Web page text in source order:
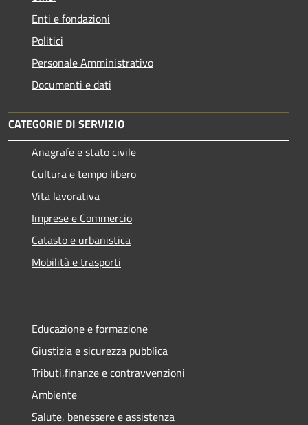
Enti e fondazioni
Politici
Personale Amministrativo
Documenti e dati
CATEGORIE DI SERVIZIO
Anagrafe e stato civile
Cultura e tempo libero
Vita lavorativa
Imprese e Commercio
Catasto e urbanistica
Mobilità e trasporti
Educazione e formazione
Giustizia e sicurezza pubblica
Tributi,finanze e contravvenzioni
Ambiente
Salute, benessere e assistenza